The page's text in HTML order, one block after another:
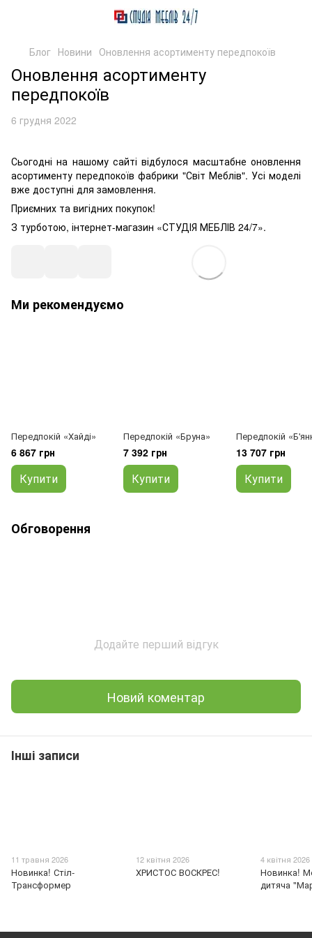
Блог Новини Оновлення асортименту передпокоїв
Оновлення асортименту
передпокоїв
6 грудня 2022
Сьогодні на нашому сайті відбулося масштабне оновлення
асортименту передпокоїв фабрики "Світ Меблів". Усі моделі
вже доступні для замовлення.
Приємних та вигідних покупок!
З турботою, інтернет-магазин «СТУДІЯ МЕБЛІВ 24/7».
Ми рекомендуємо
Передпокій «Хайді»
6 867 грн
Купити
Передпокій «Бруна»
7 392 грн
Купити
Передпокій
13 707 грн
Купити
Обговорення
Додайте перший відгук
Новий коментар
Інші записи
11 травня 2026
Новинка! Стіл-
Трансформер
12 квітня 2026
ХРИСТОС ВОСКРЕС!
4 квітня 2026
Новинка!
дитяча